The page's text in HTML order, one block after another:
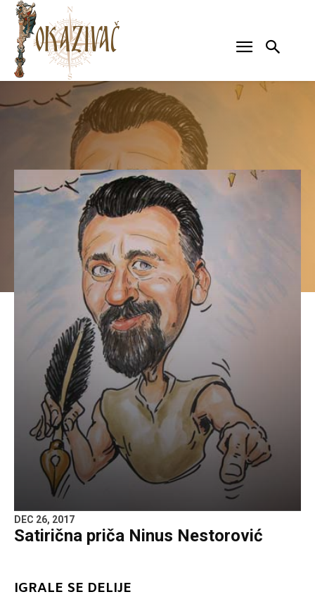
DEC 26, 2017
Satirična priča Ninus Nestorović
IGRALE SE DELIJE